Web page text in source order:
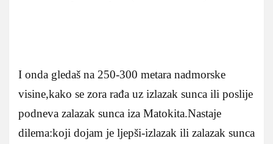
I onda gledaš na 250-300 metara nadmorske
visine,kako se zora rađa uz izlazak sunca ili poslije
podneva zalazak sunca iza Matokita.Nastaje
dilema:koji dojam je ljepši-izlazak ili zalazak sunca